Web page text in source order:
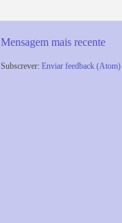
Mensagem mais recente
Subscrever: Enviar feedback (Atom)